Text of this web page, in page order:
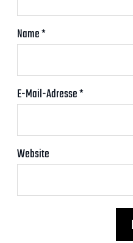
Name*
E-Mail-Adresse*
Website